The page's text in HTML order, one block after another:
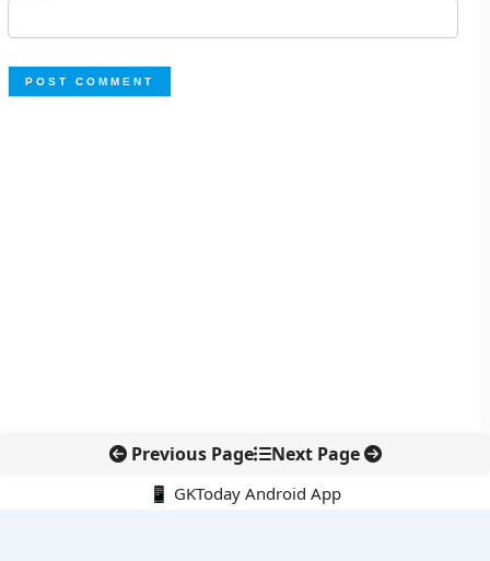
Previous Page Next Page
📱 GKToday Android App